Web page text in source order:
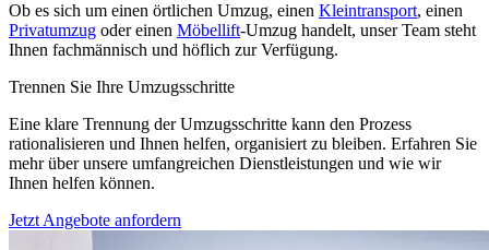
Ob es sich um einen örtlichen Umzug, einen Kleintransport, einen
Privatumzug oder einen Möbellift-Umzug handelt, unser Team steht
Ihnen fachmännisch und höflich zur Verfügung.
Trennen Sie Ihre Umzugsschritte
Eine klare Trennung der Umzugsschritte kann den Prozess
rationalisieren und Ihnen helfen, organisiert zu bleiben. Erfahren Sie
mehr über unsere umfangreichen Dienstleistungen und wie wir
Ihnen helfen können.
Jetzt Angebote anfordern